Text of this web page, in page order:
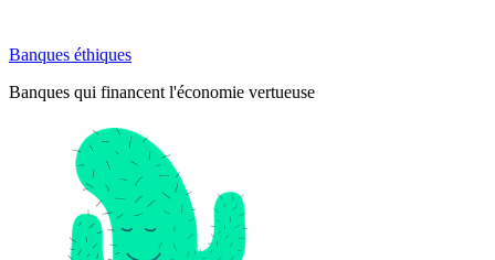
Banques éthiques
Banques qui financent l'économie vertueuse